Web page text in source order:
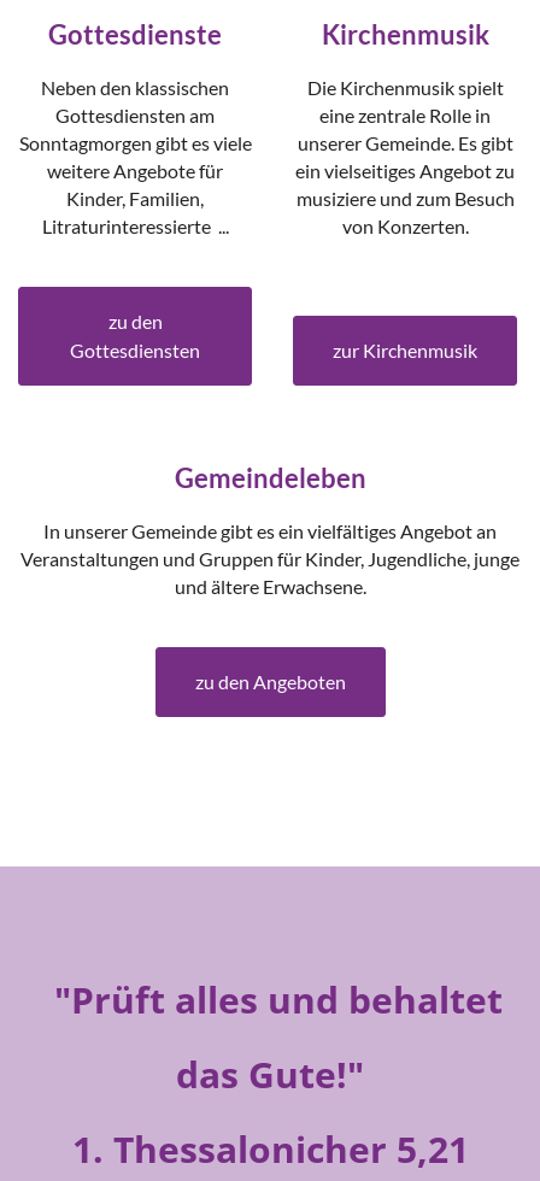
Gottesdienste
Neben den klassischen
Gottesdiensten am
Sonntagmorgen gibt es viele
weitere Angebote für
Kinder, Familien,
Litraturinteressierte ...
zu den
Gottesdiensten
Kirchenmusik
Die Kirchenmusik spielt
eine zentrale Rolle in
unserer Gemeinde. Es gibt
ein vielseitiges Angebot zu
musiziere und zum Besuch
von Konzerten.
zur Kirchenmusik
Gemeindeleben
In unserer Gemeinde gibt es ein vielfältiges Angebot an
Veranstaltungen und Gruppen für Kinder, Jugendliche, junge
und ältere Erwachsene.
zu den Angeboten
"Prüft alles und behaltet
das Gute!"
1. Thessalonicher 5,21